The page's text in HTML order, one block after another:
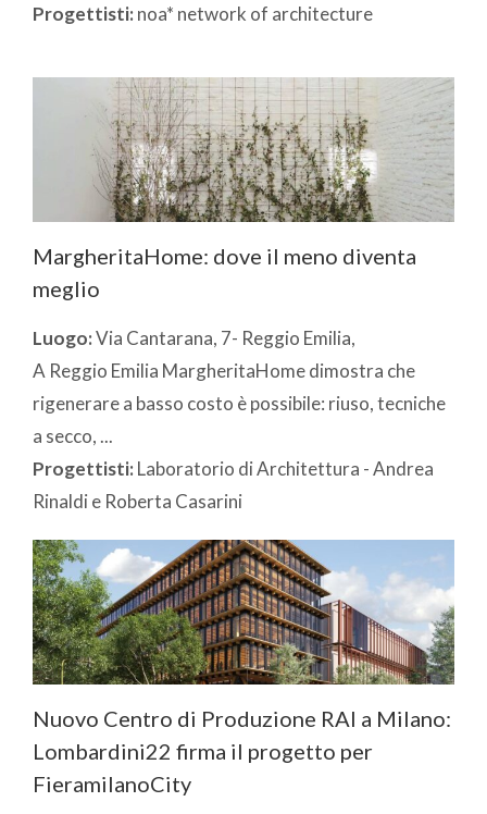
Progettisti: noa* network of architecture
MargheritaHome: dove il meno diventa
meglio
Luogo:Via Cantarana, 7- Reggio Emilia,
A Reggio Emilia MargheritaHome dimostra che
rigenerare a basso costo è possibile: riuso, tecniche
a secco, ...
Progettisti: Laboratorio di Architettura - Andrea
Rinaldi e Roberta Casarini
Nuovo Centro di Produzione RAI a Milano:
Lombardini22 firma il progetto per
FieramilanoCity